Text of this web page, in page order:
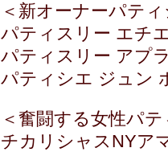
＜新オーナーパテ
パティスリー エチ
パティスリー アプ
パティシエ ジュン
＜奮闘する女性パ
チカリシャスNYア